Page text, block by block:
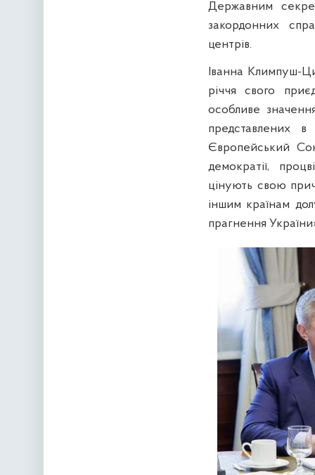
Державним
закордонних
центрів.
Іванна Климпуш-
річчя свого
особливе
представлених в
Європейський
демократії,
цінують свою
іншим країнам
прагнення